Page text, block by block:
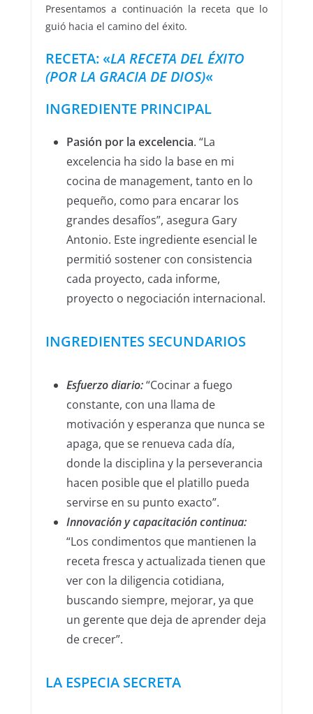
Presentamos a continuación la receta que lo
guió hacia el camino del éxito.
RECETA: «LA RECETA DEL ÉXITO
(POR LA GRACIA DE DIOS)«
INGREDIENTE PRINCIPAL
Pasión por la excelencia. “La
excelencia ha sido la base en mi
cocina de management, tanto en lo
pequeño, como para encarar los
grandes desafíos”, asegura Gary
Antonio. Este ingrediente esencial le
permitió sostener con consistencia
cada proyecto, cada informe,
proyecto o negociación internacional.
INGREDIENTES SECUNDARIOS
Esfuerzo diario:“Cocinar a fuego
constante, con una llama de
motivación y esperanza que nunca se
apaga, que se renueva cada día,
donde la disciplina y la perseverancia
hacen posible que el platillo pueda
servirse en su punto exacto”.
Innovación y capacitación continua:
“Los condimentos que mantienen la
receta fresca y actualizada tienen que
ver con la diligencia cotidiana,
buscando siempre, mejorar, ya que
un gerente que deja de aprender deja
de crecer”.
LA ESPECIA SECRETA